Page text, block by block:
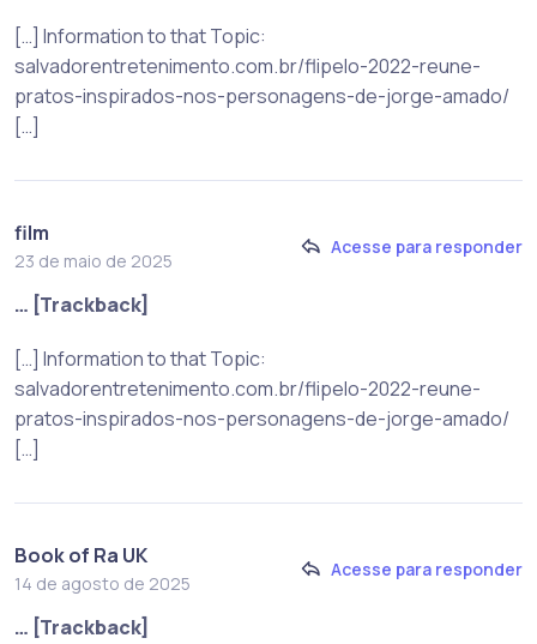
[…] Information to that Topic:
salvadorentretenimento.com.br/flipelo-2022-reune-
pratos-inspirados-nos-personagens-de-jorge-amado/
[…]
film
23 de maio de 2025
Acesse para responder
… [Trackback]
[…] Information to that Topic:
salvadorentretenimento.com.br/flipelo-2022-reune-
pratos-inspirados-nos-personagens-de-jorge-amado/
[…]
Book of Ra UK
14 de agosto de 2025
Acesse para responder
… [Trackback]